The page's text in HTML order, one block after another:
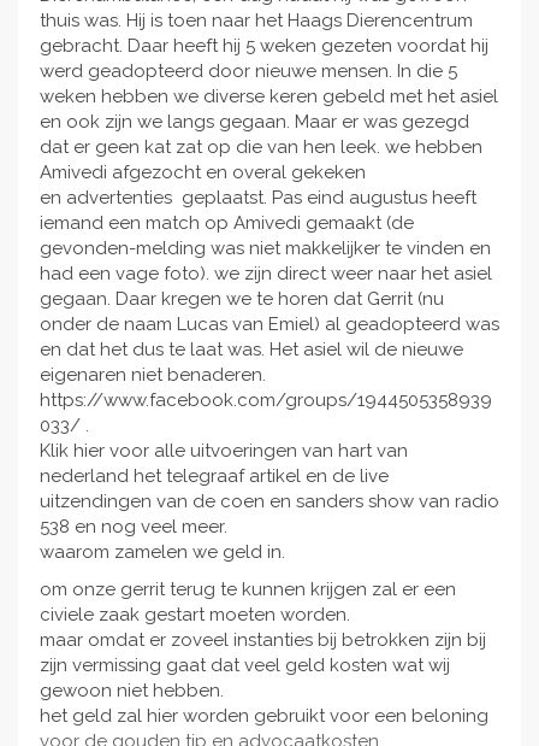
thuis was. Hij is toen naar het Haags Dierencentrum
gebracht. Daar heeft hij 5 weken gezeten voordat hij
werd geadopteerd door nieuwe mensen. In die 5
weken hebben we diverse keren gebeld met het asiel
en ook zijn we langs gegaan. Maar er was gezegd
dat er geen kat zat op die van hen leek. we hebben
Amivedi afgezocht en overal gekeken
en advertenties geplaatst. Pas eind augustus heeft
iemand een match op Amivedi gemaakt (de
gevonden-melding was niet makkelijker te vinden en
had een vage foto). we zijn direct weer naar het asiel
gegaan. Daar kregen we te horen dat Gerrit (nu
onder de naam Lucas van Emiel) al geadopteerd was
en dat het dus te laat was. Het asiel wil de nieuwe
eigenaren niet benaderen.
https://www.facebook.com/groups/1944505358939
033/ .
Klik hier voor alle uitvoeringen van hart van
nederland het telegraaf artikel en de live
uitzendingen van de coen en sanders show van radio
538 en nog veel meer.
waarom zamelen we geld in.
om onze gerrit terug te kunnen krijgen zal er een
civiele zaak gestart moeten worden.
maar omdat er zoveel instanties bij betrokken zijn bij
zijn vermissing gaat dat veel geld kosten wat wij
gewoon niet hebben.
het geld zal hier worden gebruikt voor een beloning
voor de gouden tip en advocaatkosten.